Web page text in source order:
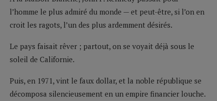
l’homme le plus admiré du monde — et peut-être, si l’on en
croit les ragots, l’un des plus ardemment désirés.
Le pays faisait rêver ; partout, on se voyait déjà sous le
soleil de Californie.
Puis, en 1971, vint le faux dollar, et la noble république se
décomposa silencieusement en un empire financier louche.